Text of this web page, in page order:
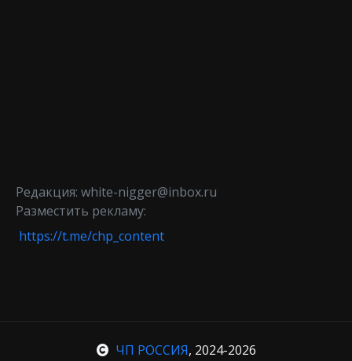
Редакция: white-nigger@inbox.ru
Разместить рекламу:
https://t.me/chp_content
ЧП РОССИЯ, 2024-2026